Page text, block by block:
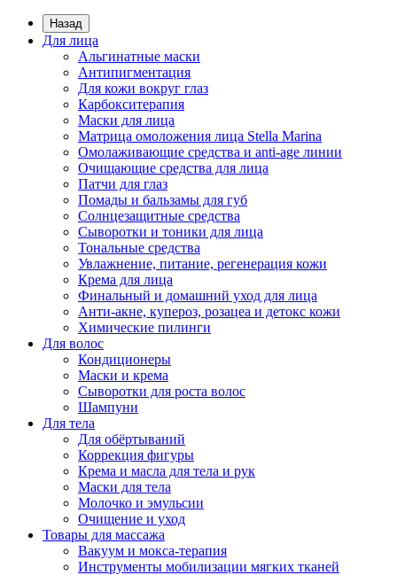
Назад
Для лица
Альгинатные маски
Антипигментация
Для кожи вокруг глаз
Карбокситерапия
Маски для лица
Матрица омоложения лица Stella Marina
Омолаживающие средства и anti-age линии
Очищающие средства для лица
Патчи для глаз
Помады и бальзамы для губ
Солнцезащитные средства
Сыворотки и тоники для лица
Тональные средства
Увлажнение, питание, регенерация кожи
Крема для лица
Финальный и домашний уход для лица
Анти-акне, купероз, розацеа и детокс кожи
Химические пилинги
Для волос
Кондиционеры
Маски и крема
Сыворотки для роста волос
Шампуни
Для тела
Для обёртываний
Коррекция фигуры
Крема и масла для тела и рук
Маски для тела
Молочко и эмульсии
Очищение и уход
Товары для массажа
Вакуум и мокса-терапия
Инструменты мобилизации мягких тканей